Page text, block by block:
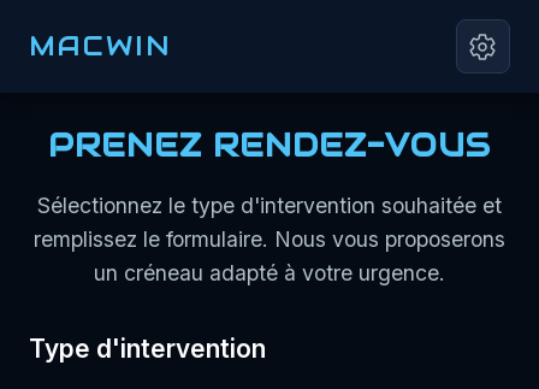
MACWIN
PRENEZ RENDEZ-VOUS
Sélectionnez le type d'intervention souhaitée et
remplissez le formulaire. Nous vous proposerons
un créneau adapté à votre urgence.
Type d'intervention